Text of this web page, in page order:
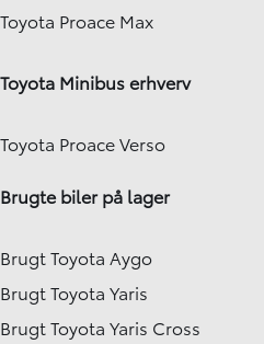
Toyota Proace Max
Toyota Minibus erhverv
Toyota Proace Verso
Brugte biler på lager
Brugt Toyota Aygo
Brugt Toyota Yaris
Brugt Toyota Yaris Cross